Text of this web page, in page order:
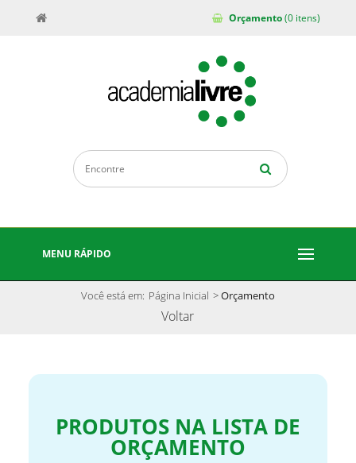
Orçamento(0 itens)
MENU RÁPIDO
Você está em: Página Inicial >Orçamento
Voltar
PRODUTOS NA LISTA DE
ORÇAMENTO